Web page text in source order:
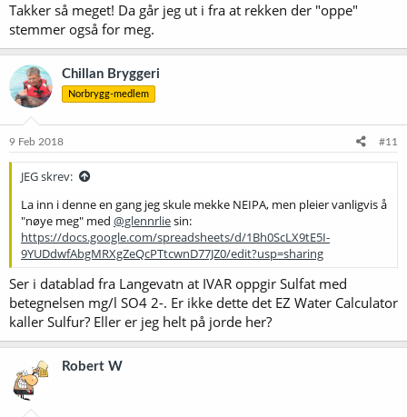
Takker så meget! Da går jeg ut i fra at rekken der "oppe"
stemmer også for meg.
Chillan Bryggeri
Norbrygg-medlem
9 Feb 2018 #11
JEG skrev:
La inn i denne en gang jeg skule mekke NEIPA, men pleier vanligvis å
"nøye meg" med @glennrliesin:
https://docs.google.com/spreadsheets/d/1Bh0ScLX9tE5I-
9YUDdwfAbgMRXgZeQcPTtcwnD77JZ0/edit?usp=sharing
Ser i datablad fra Langevatn at IVAR oppgir Sulfat med
betegnelsen mg/l SO4 2-. Er ikke dette det EZ Water Calculator
kaller Sulfur? Eller er jeg helt på jorde her?
Robert W